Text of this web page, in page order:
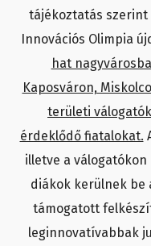
tájékoztatás szerint
Innovációs Olimpia
hat
Kaposváron,
területi
érdeklődő fiatalokat.
illetve a
diákok kerülnek be
támogatott
leginnovatívabbak